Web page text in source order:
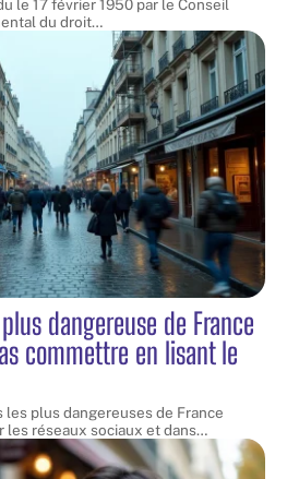
le 17 février 1950 par le Conseil
du droit…
dangereuse de France
commettre en lisant le
plus dangereuses de France
les réseaux sociaux et dans…